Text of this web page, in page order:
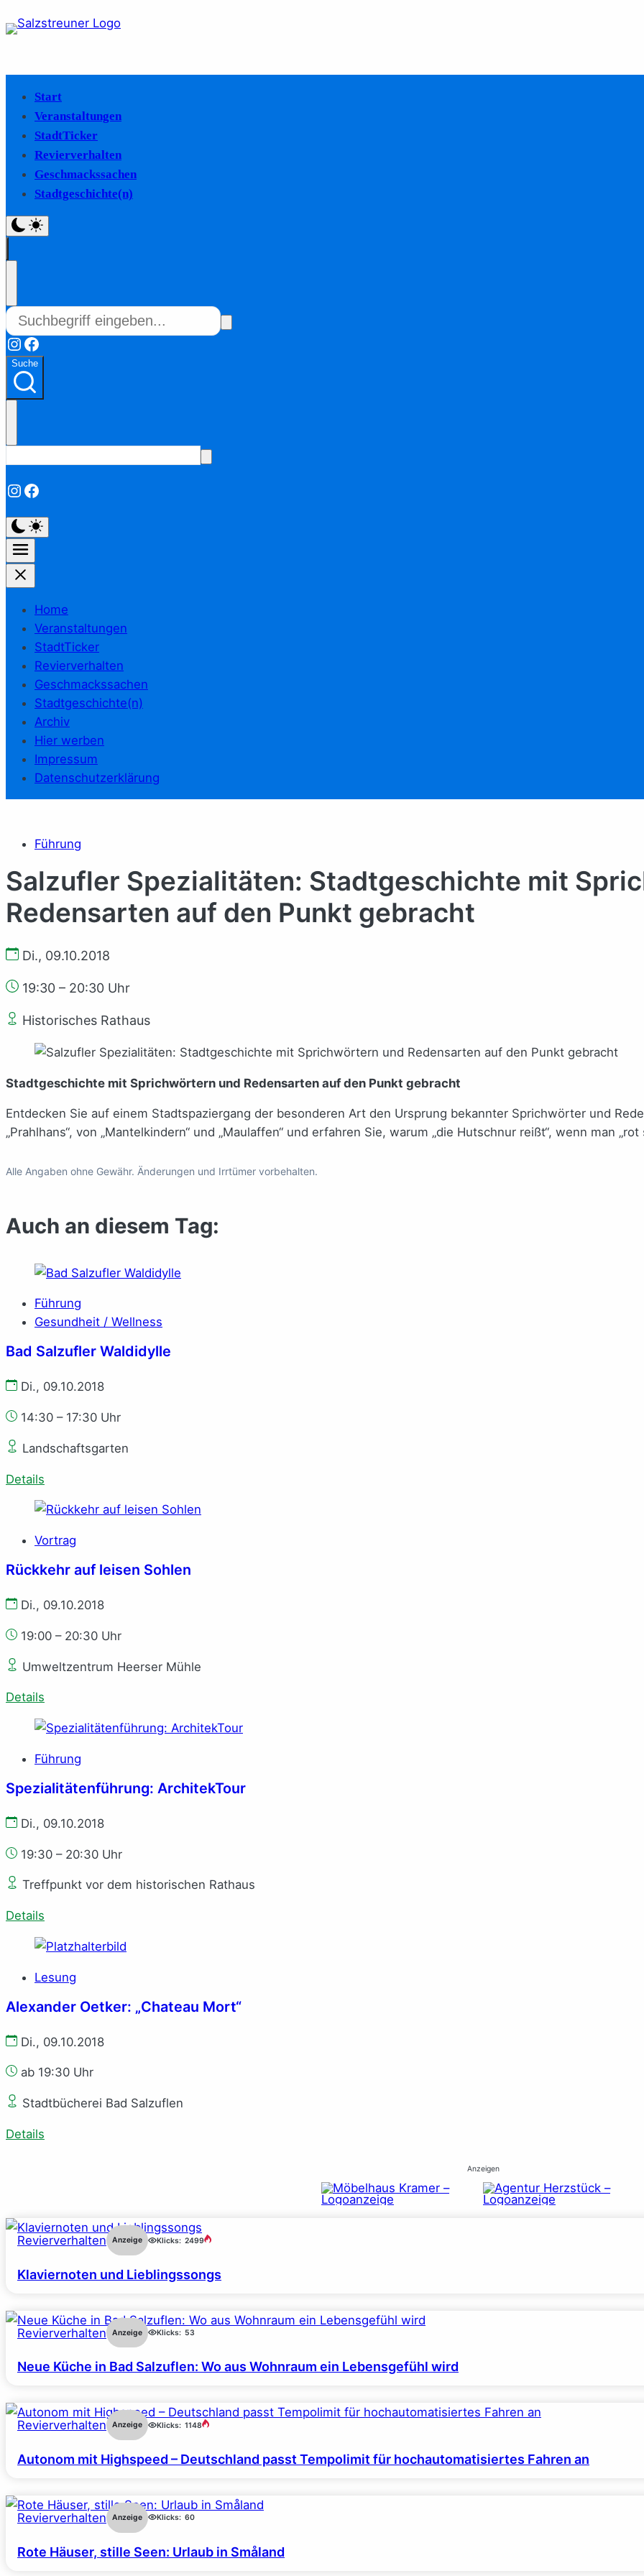
Start
Veranstaltungen
StadtTicker
Revierverhalten
Geschmackssachen
Stadtgeschichte(n)
Instagram
Facebook
Suche
Instagram
Facebook
Home
Veranstaltungen
StadtTicker
Revierverhalten
Geschmackssachen
Stadtgeschichte(n)
Archiv
Hier werben
Impressum
Datenschutzerklärung
Führung
Salzufler Spezialitäten: Stadtgeschichte mit
Redensarten auf den Punkt gebracht
Di., 09.10.2018
19:30 – 20:30 Uhr
Historisches Rathaus
Stadtgeschichte mit Sprichwörtern und Redensarten auf den Punkt gebracht
Entdecken Sie auf einem Stadtspaziergang der besonderen Art den Ursprung bekannter Sprichwörter und
„Prahlhans“, von „Mantelkindern“ und „Maulaffen“ und erfahren Sie, warum „die Hutschnur reißt“, wenn man
Alle Angaben ohne Gewähr. Änderungen und Irrtümer vorbehalten.
Auch an diesem Tag:
Führung
Gesundheit / Wellness
Bad Salzufler Waldidylle
Di., 09.10.2018
14:30 – 17:30 Uhr
Landschaftsgarten
Details
Vortrag
Rückkehr auf leisen Sohlen
Di., 09.10.2018
19:00 – 20:30 Uhr
Umweltzentrum Heerser Mühle
Details
Führung
Spezialitätenführung: ArchitekTour
Di., 09.10.2018
19:30 – 20:30 Uhr
Treffpunkt vor dem historischen Rathaus
Details
Lesung
Alexander Oetker: „Chateau Mort“
Di., 09.10.2018
ab 19:30 Uhr
Stadtbücherei Bad Salzuflen
Details
Anzeigen
Revierverhalten Anzeige Klicks: 2499
Klaviernoten und Lieblingssongs
Revierverhalten Anzeige Klicks: 53
Neue Küche in Bad Salzuflen: Wo aus Wohnraum ein Lebensgefühl wird
Revierverhalten Anzeige Klicks: 1148
Autonom mit Highspeed – Deutschland passt Tempolimit für hochautomatisiertes Fahren an
Revierverhalten Anzeige Klicks: 60
Rote Häuser, stille Seen: Urlaub in Småland